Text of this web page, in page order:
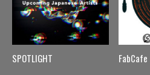
SPOTLIGHT FabCafe